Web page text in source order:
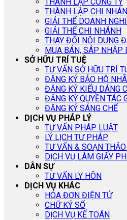
THÀNH LẬP CHI
GIẢI THỂ DOANH
GIẢI THỂ CHI NHÁNH
THAY ĐỔI NỘI DUNG
MUA BÁN, SÁP NHẬP
SỞ HỮU TRÍ TUỆ
TƯ VẤN SỞ HỮU TRÍ
ĐĂNG KÝ BẢO HỘ
ĐĂNG KÝ KIỂU DÁNG
ĐĂNG KÝ QUYỀN TÁC
ĐĂNG KÝ SÁNG CHẾ
DỊCH VỤ PHÁP LÝ
TƯ VẤN PHÁP LUẬT
LÝ LỊCH TƯ PHÁP
TƯ VẤN & SOẠN
DỊCH VỤ LÀM GIẤY
DÂN SỰ
TƯ VẤN LY HÔN
DỊCH VỤ KHÁC
HÓA ĐƠN ĐIỆN TỬ
CHỮ KÝ SỐ
DỊCH VỤ KẾ TOÁN